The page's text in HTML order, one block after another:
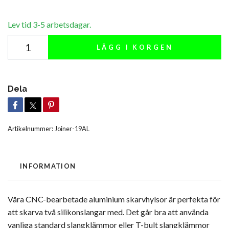
Lev tid 3-5 arbetsdagar.
LÄGG I KORGEN
Dela
Artikelnummer: Joiner-19AL
INFORMATION
Våra CNC-bearbetade aluminium skarvhylsor är perfekta för
att skarva två silikonslangar med. Det går bra att använda
vanliga standard slangklämmor eller T-bult slangklämmor